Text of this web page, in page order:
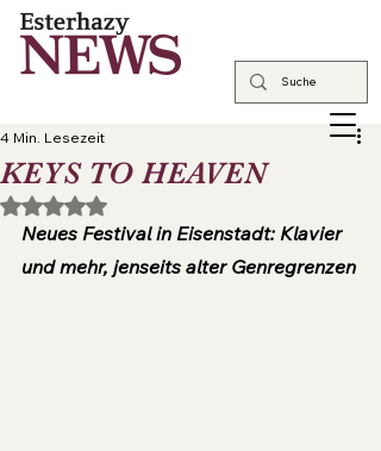
KEYS TO HEAVEN
4 Min. Lesezeit
Mit NaN von 5 Sternen bewertet.
Neues Festival in Eisenstadt: Klavier
und mehr, jenseits alter Genregrenzen